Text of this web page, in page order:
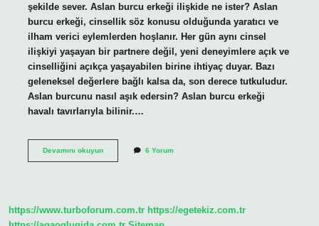
şekilde sever. Aslan burcu erkeği ilişkide ne ister? Aslan
burcu erkeği, cinsellik söz konusu olduğunda yaratıcı ve
ilham verici eylemlerden hoşlanır. Her gün aynı cinsel
ilişkiyi yaşayan bir partnere değil, yeni deneyimlere açık ve
cinselliğini açıkça yaşayabilen birine ihtiyaç duyar. Bazı
geleneksel değerlere bağlı kalsa da, son derece tutkuludur.
Aslan burcunu nasıl aşık edersin? Aslan burcu erkeği
havalı tavırlarıyla bilinir.…
Devamını okuyunAslan
6 Yorum
https://www.turboforum.com.tr https://egetekiz.com.tr